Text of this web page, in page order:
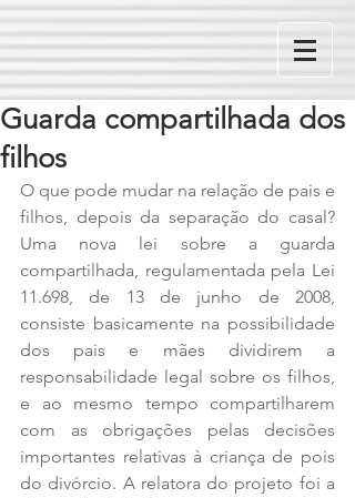
Guarda compartilhada dos
filhos
O que pode mudar na relação de pais e
filhos, depois da separação do casal?
Uma nova lei sobre a guarda
compartilhada, regulamentada pela Lei
11.698, de 13 de junho de 2008,
consiste basicamente na possibilidade
dos pais e mães dividirem a
responsabilidade legal sobre os filhos,
e ao mesmo tempo compartilharem
com as obrigações pelas decisões
importantes relativas à criança de pois
do divórcio. A relatora do projeto foi a